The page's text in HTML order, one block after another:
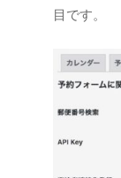
目です。